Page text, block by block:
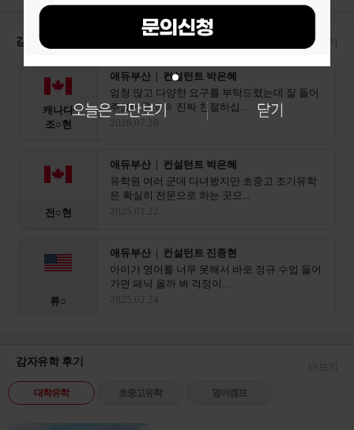
감자유학 수속후기 더보기
캐나다
조○현
애듀부산 | 컨설턴트 박은혜
엄청 많고 다양한 요구를 부탁드렸는데 잘 들어
주셨어용 ㅎㅎ 진짜 친절하십...
2026.07.28
전○현
애듀부산 | 컨설턴트 박은혜
유학원 여러 군데 다녀봤지만 초중고 조기유학
은 확실히 전문으로 하는 곳으...
2025.01.22
류○
애듀부산 | 컨설턴트 진종현
아이가 영어를 너무 못해서 바로 정규 수업 들어
가면 패닉 올까 봐 걱정이...
2025.02.24
유○
2025.03.01
감자유학 후기 더보기
대학유학 초중고유학 영어캠프